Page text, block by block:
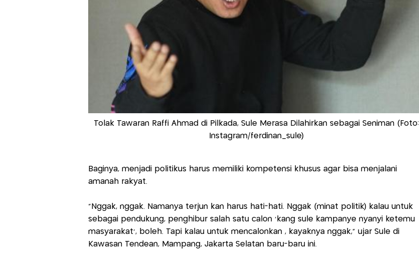
Tolak Tawaran Raffi Ahmad di Pilkada, Sule Merasa Dilahirkan sebagai Seniman (Foto:
Instagram/ferdinan_sule)
Baginya, menjadi politikus harus memiliki kompetensi khusus agar bisa menjalani
amanah rakyat.
"Nggak, nggak. Namanya terjun kan harus hati-hati. Nggak (minat politik) kalau untuk
sebagai pendukung, penghibur salah satu calon 'kang sule kampanye nyanyi ketemu
masyarakat', boleh. Tapi kalau untuk mencalonkan , kayaknya nggak," ujar Sule di
Kawasan Tendean, Mampang, Jakarta Selatan baru-baru ini.